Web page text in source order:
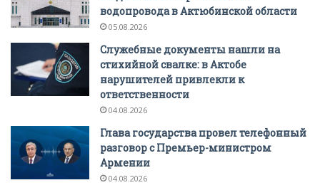
водопровода в Актюбинской области
05.08.2026
Служебные документы нашли на
стихийной свалке: в Актобе
нарушителей привлекли к
ответственности
04.08.2026
Глава государства провел телефонный
разговор с Премьер-министром
Армении
04.08.2026